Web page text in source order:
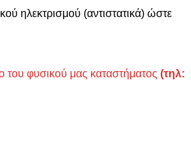
ηλεκτρισμού (αντιστατικά) ώστε
του φυσικού μας καταστήματος (τηλ: